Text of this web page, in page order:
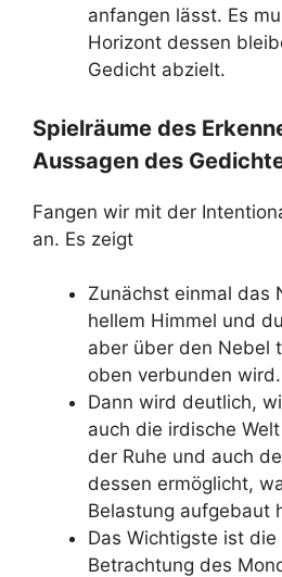
anfangen lässt. Es
Horizont dessen
Gedicht abzielt.
Spielräume des
Aussagen des
Fangen wir mit der
an. Es zeigt
Zunächst einmal das
hellem Himmel und
aber über den Nebel
oben verbunden wird.
Dann wird deutlich,
auch die irdische
der Ruhe und auch
dessen ermöglicht,
Belastung aufgebaut
Das Wichtigste ist
Betrachtung des